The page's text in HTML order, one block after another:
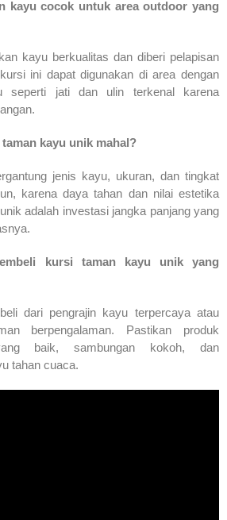
kayu cocok untuk area outdoor yang
kayu berkualitas dan diberi pelapisan
ini dapat digunakan di area dengan
seperti jati dan ulin terkenal karena
kayu unik mahal?
jenis kayu, ukuran, dan tingkat
karena daya tahan dan nilai estetika
adalah investasi jangka panjang yang
kursi taman kayu unik yang
dari pengrajin kayu terpercaya atau
berpengalaman. Pastikan produk
baik, sambungan kokoh, dan
tahan cuaca.